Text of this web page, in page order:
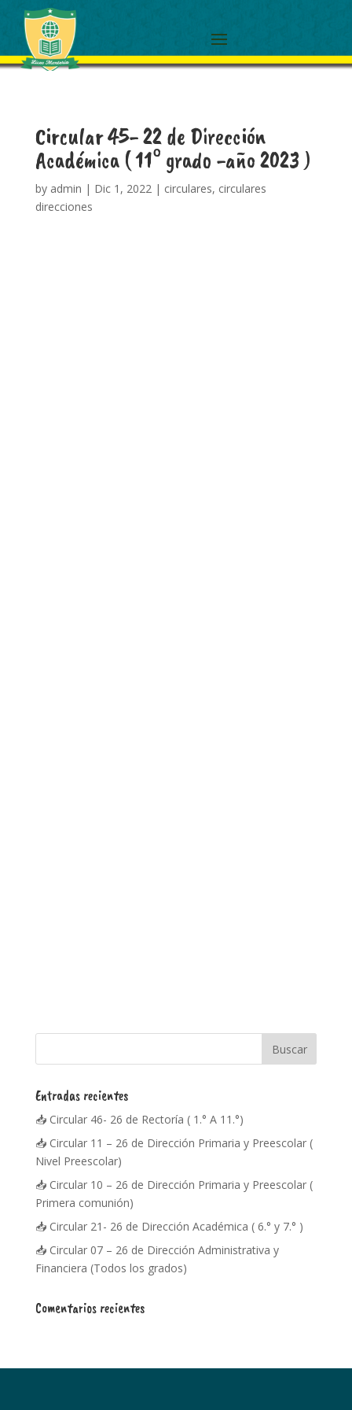
Circular 45- 22 de Dirección
Académica ( 11° grado -año 2023 )
by admin | Dic 1, 2022| circulares, circulares
direcciones
Entradas recientes
📥 Circular 46- 26 de Rectoría ( 1.° A 11.°)
📥 Circular 11 – 26 de Dirección Primaria y Preescolar (
Nivel Preescolar)
📥 Circular 10 – 26 de Dirección Primaria y Preescolar (
Primera comunión)
📥 Circular 21- 26 de Dirección Académica ( 6.° y 7.° )
📥 Circular 07 – 26 de Dirección Administrativa y
Financiera (Todos los grados)
Comentarios recientes